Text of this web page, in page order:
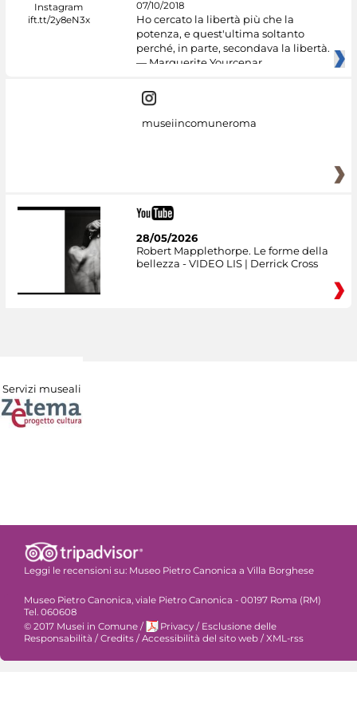
07/10/2018
Ho cercato la libertà più che la
potenza, e quest'ultima soltanto
perché, in parte, secondava la libertà.
— Marguerite Yourcenar
museiincomuneroma
28/05/2026
Robert Mapplethorpe. Le forme della
bellezza - VIDEO LIS | Derrick Cross
Servizi museali
Leggi le recensioni su: Museo Pietro Canonica a Villa Borghese
Museo Pietro Canonica, viale Pietro Canonica - 00197 Roma (RM)
Tel. 060608
© 2017 Musei in Comune / Privacy / Esclusione delle
Responsabilità /Credits /Accessibilità del sito web /XML-rss